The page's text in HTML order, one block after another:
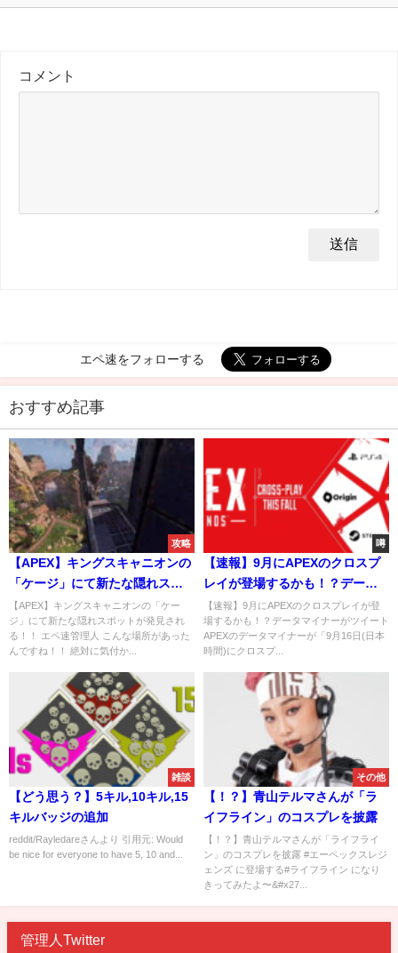
コメント
エペ速をフォローする
おすすめ記事
攻略
【APEX】キングスキャニオンの
「ケージ」にて新たな隠れスポ
ットが発見される！！
【APEX】キングスキャニオンの「ケー
ジ」にて新たな隠れスポットが発見され
る！！ エペ速管理人 こんな場所があった
んですね！！ 絶対に気付か...
噂
【速報】9月にAPEXのクロスプ
レイが登場するかも！？データ
マイナーがツイート
【速報】9月にAPEXのクロスプレイが登
場するかも！？データマイナーがツイート
APEXのデータマイナーが「9月16日(日本
時間)にクロスプ...
雑談
【どう思う？】5キル,10キル,15
キルバッジの追加
reddit/Rayledareさんより 引用元: Would
be nice for everyone to have 5, 10 and...
その他
【！？】青山テルマさんが「ラ
イフライン」のコスプレを披露
【！？】青山テルマさんが「ライフライ
ン」のコスプレを披露 #エーペックスレジ
ェンズ に登場する#ライフライン になり
きってみたよ〜&#x27...
管理人Twitter